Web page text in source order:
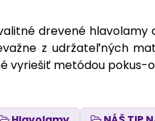
drevené
z udržateľných
vyriešiť metódou